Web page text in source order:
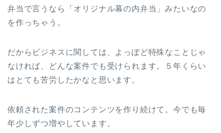
弁当で言うなら「オリジナル幕の内弁当」みたいなの
を作っちゃう。
だからビジネスに関しては、よっぽど特殊なことじゃ
なければ、どんな案件でも受けられます。５年くらい
はとても苦労したかなと思います。
依頼された案件のコンテンツを作り続けて。今でも毎
年少しずつ増やしています。